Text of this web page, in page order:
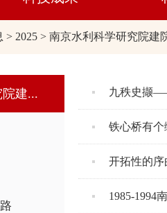
> 2025 > 南京水利科学研究院建
建... 九秩史撷
铁心桥有个
开拓性的
1985-1994